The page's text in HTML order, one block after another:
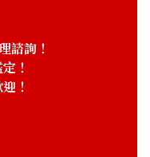
諮詢！
！
！